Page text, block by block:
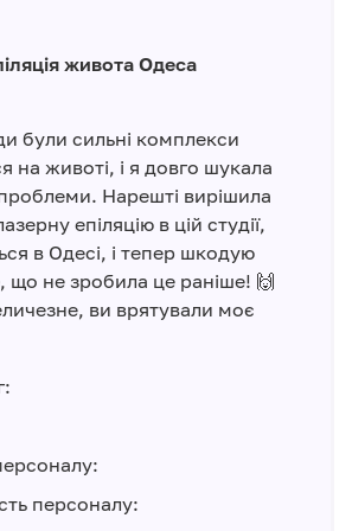
живота Одеса
були сильні комплекси
на животі, і я довго шукала
проблеми. Нарешті вирішила
епіляцію в цій студії,
в Одесі, і тепер шкодую
що не зробила це раніше! 🙌
ви врятували моє
персоналу: